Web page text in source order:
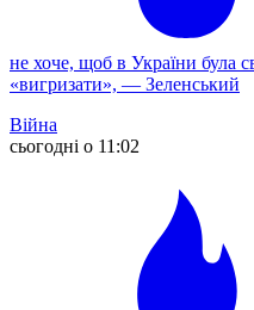
не хоче, щоб в України була
«вигризати», — Зеленський
Війна
сьогодні о 11:02